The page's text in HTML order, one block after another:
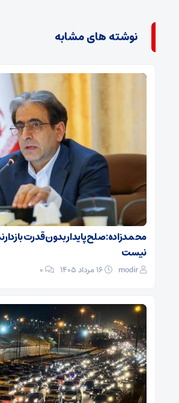
نوشته های مشابه
محمدزاده: صلح پایدار بدون قدرت
نیست
modir
0